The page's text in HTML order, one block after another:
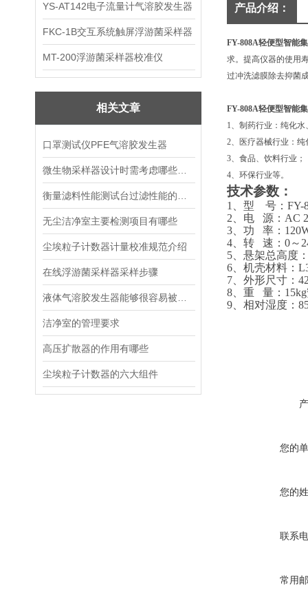
YS-AT142电子流量计气溶胶发生器
FKC-1B交互系统触屏浮游菌采样器
MT-200浮游菌采样器校准仪
相关文章
口罩测试仪PFE气溶胶发生器
无尘洁净室主要检测项目有哪些
尘埃粒子计数器计量校准规范介绍
在线浮游菌采样器采样步骤
洁净室的管理要求
高压扩散器的作用有哪些
尘埃粒子计数器的六大组件
产品介绍：
FY-808A轻便型智能
求。提高仪器的使用
过冲洗滤膜除去抑菌
FY-808A轻便型智能
1、制药行业：纯化
2、医疗器械行业：
3、食品、饮料行业；
4、环保行业等。
技术参数：
1、型 号： FY-
2、电
源： AC
3、功
率：
4、转
速： 0～
5、悬架总高度
6、机壳材料：
7、外形尺寸：
8、重
量：
9、 相对湿度：
您的
您的
联系
常用